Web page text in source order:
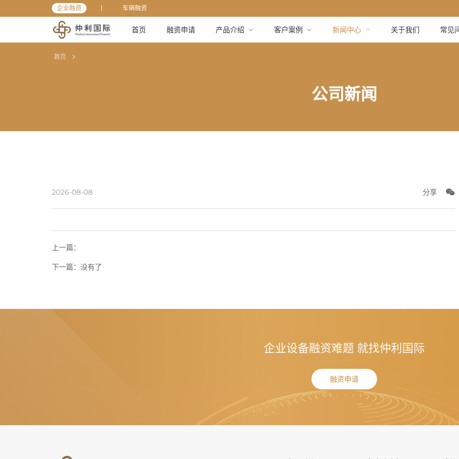
企业融资 车辆融资
首页 融资申请 产品介绍 客户案例 新闻中心 关于我们 常见
公司新闻
首页
2026-08-08 分享
上一篇：
下一篇： 没有了
企业设备融资难题 就找仲利国际
融资申请